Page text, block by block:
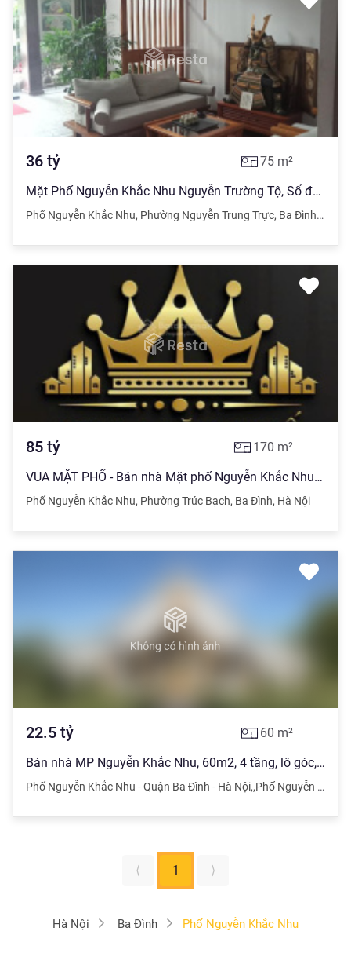
36 tỷ 75 m²
Mặt Phố Nguyễn Khắc Nhu Nguyễn Trường Tộ, Sổ đỏ 75m2 mặt tiền 5m ô góc 2 thoáng giá 36 tỷ
Phố Nguyễn Khắc Nhu, Phường Nguyễn Trung Trực, Ba Đình,Hà
85 tỷ 170 m²
VUA MẶT PHỐ - Bán nhà Mặt phố Nguyễn Khắc Nhu 85 tỷ, 170,8m x 7Tầng
Phố Nguyễn Khắc Nhu, Phường Trúc Bạch, Ba Đình, Hà Nội
22.5 tỷ 60 m²
Bán nhà MP Nguyễn Khắc Nhu, 60m2, 4 tầng, lô góc, mt 5m, nở hậu, 22,5 tỷ
Phố Nguyễn Khắc Nhu - Quận Ba Đình - Hà Nội,,Phố Nguyễn Khắc Nhu - Quận Ba Đình - Hà Nội
⟨ 1 ⟩
Hà Nội Ba Đình Phố Nguyễn Khắc Nhu